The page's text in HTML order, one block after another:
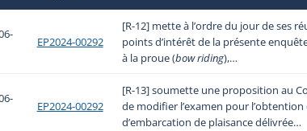
EP2024-00292
[R-12] mette à l’ordre du jour de ses
points d’intérêt de la présente
à la proue (bow riding),…
EP2024-00292
[R-13] soumette une proposition au
de modifier l’examen pour
d’embarcation de plaisance délivrée…